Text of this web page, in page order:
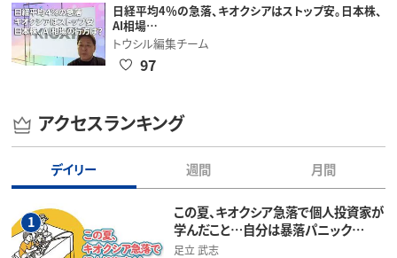
日経平均4％の急落、キオクシアはストップ安。日本株、
AI相場…
トウシル編集チーム
97
アクセスランキング
デイリー 週間 月間
1
この夏、キオクシア急落で個人投資家が
学んだこと…自分は暴落パニック…
足立 武志